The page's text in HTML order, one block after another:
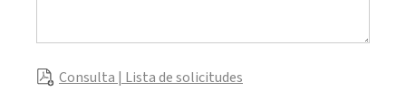
Consulta | Lista de solicitudes